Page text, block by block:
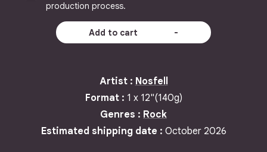
production process.
Add to cart -
Artist: Nosfell
Format: 1 x 12"(140g)
Genres : Rock
Estimated shipping date : October 2026